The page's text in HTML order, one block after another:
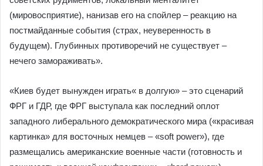
(мировосприятие), нанизав его на спойлер – реакцию на
постмайданные события (страх, неуверенность в
будущем). Глубинных противоречий не существует –
нечего замораживать».
«Киев будет вынужден играть« в долгую» – это сценарий
ФРГ и ГДР, где ФРГ выступала как последний оплот
западного либерального демократического мира («красивая
картинка» для восточных немцев – «soft power»), где
размещались американские военные части (готовность и